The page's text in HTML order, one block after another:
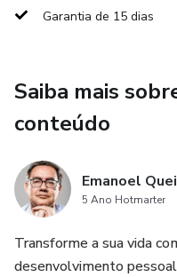
Garantia de 15 dias
Saiba mais
conteúdo
Emanoel
5 Ano Hotmarter
Transforme a sua vida
desenvolvimento